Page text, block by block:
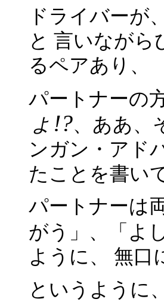
ドライバーが
と 言いながら
るペアあり、
パートナーの
ょ!?、ああ、
ンガン・アド
たことを書い
パートナーは
がう」、「よ
ように、 無口
というように